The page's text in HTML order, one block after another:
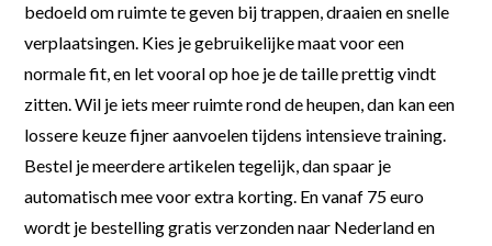
bedoeld om ruimte te geven bij trappen, draaien en snelle
verplaatsingen. Kies je gebruikelijke maat voor een
normale fit, en let vooral op hoe je de taille prettig vindt
zitten. Wil je iets meer ruimte rond de heupen, dan kan een
lossere keuze fijner aanvoelen tijdens intensieve training.
Bestel je meerdere artikelen tegelijk, dan spaar je
automatisch mee voor extra korting. En vanaf 75 euro
wordt je bestelling gratis verzonden naar Nederland en